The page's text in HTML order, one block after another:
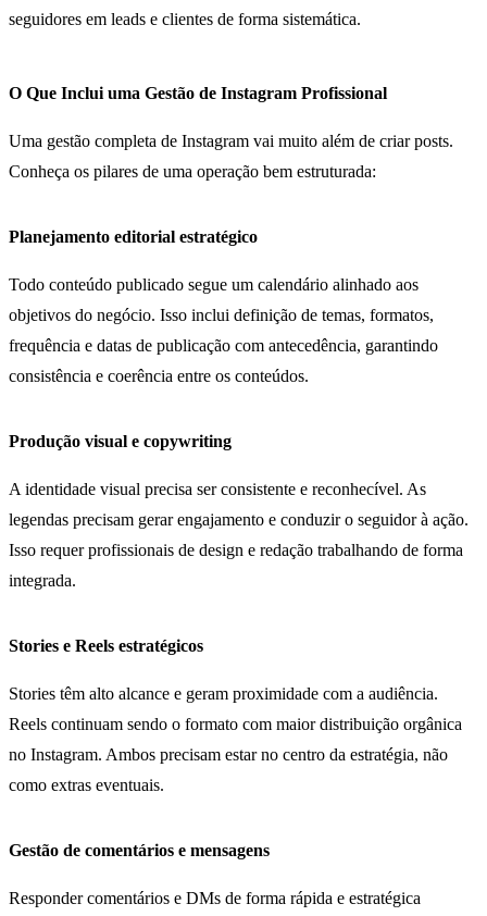
seguidores em leads e clientes de forma sistemática.
O Que Inclui uma Gestão de Instagram Profissional
Uma gestão completa de Instagram vai muito além de criar posts.
Conheça os pilares de uma operação bem estruturada:
Planejamento editorial estratégico
Todo conteúdo publicado segue um calendário alinhado aos
objetivos do negócio. Isso inclui definição de temas, formatos,
frequência e datas de publicação com antecedência, garantindo
consistência e coerência entre os conteúdos.
Produção visual e copywriting
A identidade visual precisa ser consistente e reconhecível. As
legendas precisam gerar engajamento e conduzir o seguidor à ação.
Isso requer profissionais de design e redação trabalhando de forma
integrada.
Stories e Reels estratégicos
Stories têm alto alcance e geram proximidade com a audiência.
Reels continuam sendo o formato com maior distribuição orgânica
no Instagram. Ambos precisam estar no centro da estratégia, não
como extras eventuais.
Gestão de comentários e mensagens
Responder comentários e DMs de forma rápida e estratégica